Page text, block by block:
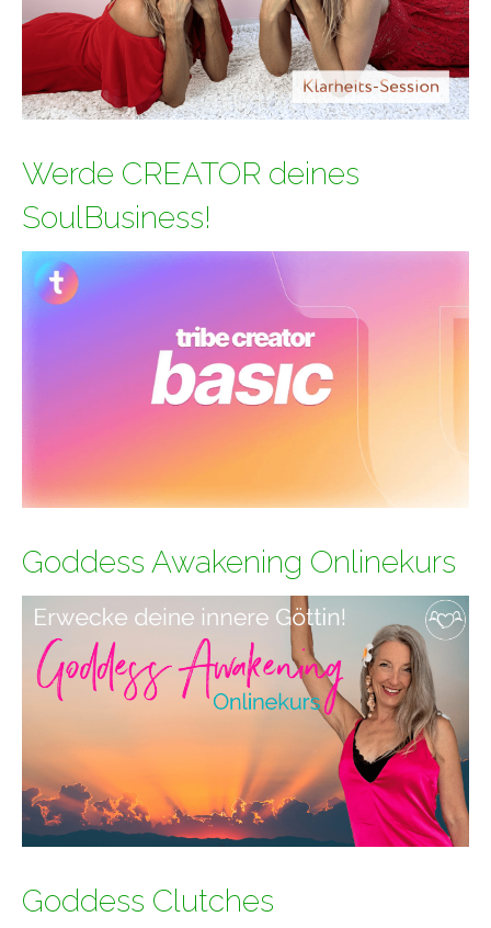
Werde CREATOR deines
SoulBusiness!
Goddess Awakening Onlinekurs
Goddess Clutches